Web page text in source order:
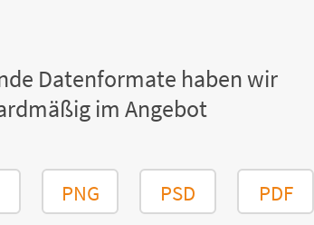
Datenformate haben wir
im Angebot
PNG PSD PDF